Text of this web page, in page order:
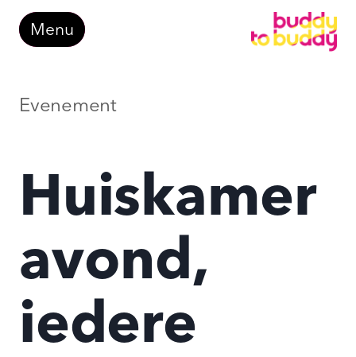
Doorgaan
naarMenu
Evenement
Huiskamer
avond,
iedere